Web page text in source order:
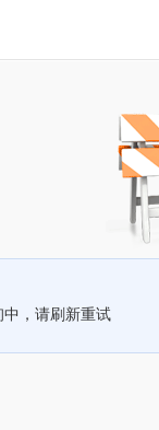
中，请刷新重试